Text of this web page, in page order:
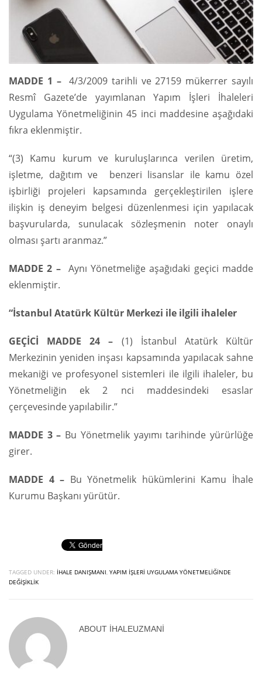
MADDE 1 –4/3/2009 tarihli ve 27159 mükerrer sayılı
Resmî Gazete’de yayımlanan Yapım İşleri İhaleleri
Uygulama Yönetmeliğinin 45 inci maddesine aşağıdaki
fıkra eklenmiştir.
“(3) Kamu kurum ve kuruluşlarınca verilen üretim,
işletme, dağıtım ve benzeri lisanslar ile kamu özel
işbirliği projeleri kapsamında gerçekleştirilen işlere
ilişkin iş deneyim belgesi düzenlenmesi için yapılacak
başvurularda, sunulacak sözleşmenin noter onaylı
olması şartı aranmaz.”
MADDE 2 –Aynı Yönetmeliğe aşağıdaki geçici madde
eklenmiştir.
“İstanbul Atatürk Kültür Merkezi ile ilgili ihaleler
GEÇİCİ MADDE 24 – (1) İstanbul Atatürk Kültür
Merkezinin yeniden inşası kapsamında yapılacak sahne
mekaniği ve profesyonel sistemleri ile ilgili ihaleler, bu
Yönetmeliğin ek 2 nci maddesindeki esaslar
çerçevesinde yapılabilir.”
MADDE 3 – Bu Yönetmelik yayımı tarihinde yürürlüğe
girer.
MADDE 4 – Bu Yönetmelik hükümlerini Kamu İhale
Kurumu Başkanı yürütür.
TAGGED UNDER: İHALE DANIŞMANI YAPIM IŞLERI UYGULAMA YÖNETMELIĞINDE
DEĞIŞIKLIK
ABOUT IHALEUZMANI